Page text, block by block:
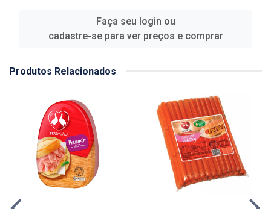
Faça seu login ou
cadastre-se para ver preços e comprar
Produtos Relacionados